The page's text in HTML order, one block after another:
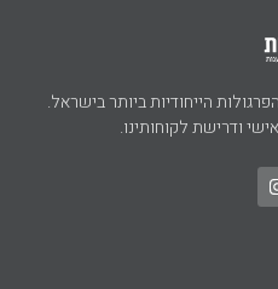
הייחודיות ביותר בישראל.
ודרישת לקוחותינו.